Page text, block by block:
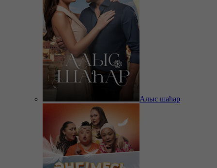
Алыс шаһар